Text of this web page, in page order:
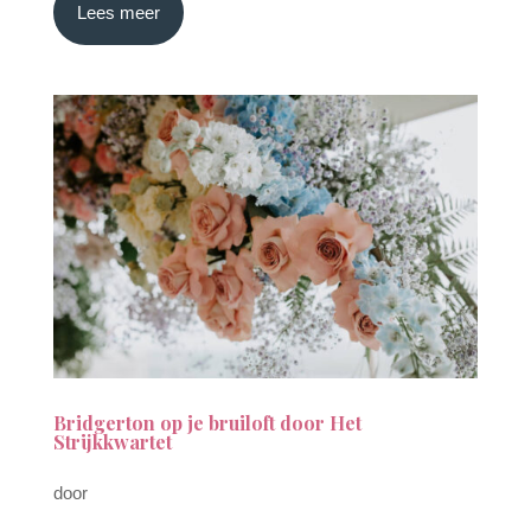
Lees meer
Bridgerton op je bruiloft door Het
Strijkkwartet
door